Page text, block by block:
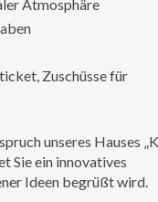
Atmosphäre
Zuschüsse für
unseres Hauses
Sie ein innovatives
Ideen begrüßt wird.